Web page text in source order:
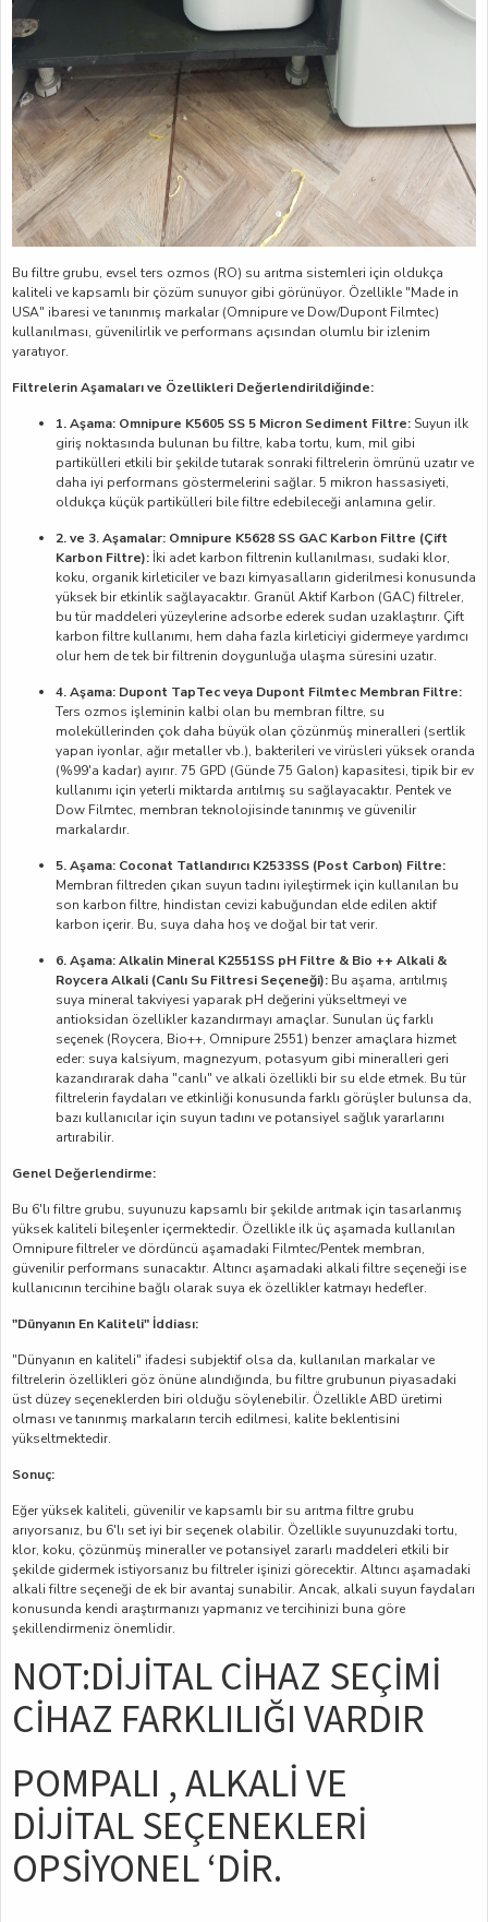
Bu filtre grubu, evsel ters ozmos (RO) su arıtma sistemleri için oldukça
kaliteli ve kapsamlı bir çözüm sunuyor gibi görünüyor. Özellikle "Made in
USA" ibaresi ve tanınmış markalar (Omnipure ve Dow/Dupont Filmtec)
kullanılması, güvenilirlik ve performans açısından olumlu bir izlenim
yaratıyor.
Filtrelerin Aşamaları ve Özellikleri Değerlendirildiğinde:
1. Aşama: Omnipure K5605 SS 5 Micron Sediment Filtre: Suyun ilk
giriş noktasında bulunan bu filtre, kaba tortu, kum, mil gibi
partikülleri etkili bir şekilde tutarak sonraki filtrelerin ömrünü uzatır ve
daha iyi performans göstermelerini sağlar. 5 mikron hassasiyeti,
oldukça küçük partikülleri bile filtre edebileceği anlamına gelir.
2. ve 3. Aşamalar: Omnipure K5628 SS GAC Karbon Filtre (Çift
Karbon Filtre): İki adet karbon filtrenin kullanılması, sudaki klor,
koku, organik kirleticiler ve bazı kimyasalların giderilmesi konusunda
yüksek bir etkinlik sağlayacaktır. Granül Aktif Karbon (GAC) filtreler,
bu tür maddeleri yüzeylerine adsorbe ederek sudan uzaklaştırır. Çift
karbon filtre kullanımı, hem daha fazla kirleticiyi gidermeye yardımcı
olur hem de tek bir filtrenin doygunluğa ulaşma süresini uzatır.
4. Aşama: Dupont TapTec veya Dupont Filmtec Membran Filtre:
Ters ozmos işleminin kalbi olan bu membran filtre, su
moleküllerinden çok daha büyük olan çözünmüş mineralleri (sertlik
yapan iyonlar, ağır metaller vb.), bakterileri ve virüsleri yüksek oranda
(%99'a kadar) ayırır. 75 GPD (Günde 75 Galon) kapasitesi, tipik bir ev
kullanımı için yeterli miktarda arıtılmış su sağlayacaktır. Pentek ve
Dow Filmtec, membran teknolojisinde tanınmış ve güvenilir
markalardır.
5. Aşama: Coconat Tatlandırıcı K2533SS (Post Carbon) Filtre:
Membran filtreden çıkan suyun tadını iyileştirmek için kullanılan bu
son karbon filtre, hindistan cevizi kabuğundan elde edilen aktif
karbon içerir. Bu, suya daha hoş ve doğal bir tat verir.
6. Aşama: Alkalin Mineral K2551SS pH Filtre & Bio ++ Alkali &
Roycera Alkali (Canlı Su Filtresi Seçeneği): Bu aşama, arıtılmış
suya mineral takviyesi yaparak pH değerini yükseltmeyi ve
antioksidan özellikler kazandırmayı amaçlar. Sunulan üç farklı
seçenek (Roycera, Bio++, Omnipure 2551) benzer amaçlara hizmet
eder: suya kalsiyum, magnezyum, potasyum gibi mineralleri geri
kazandırarak daha "canlı" ve alkali özellikli bir su elde etmek. Bu tür
filtrelerin faydaları ve etkinliği konusunda farklı görüşler bulunsa da,
bazı kullanıcılar için suyun tadını ve potansiyel sağlık yararlarını
artırabilir.
Genel Değerlendirme:
Bu 6'lı filtre grubu, suyunuzu kapsamlı bir şekilde arıtmak için tasarlanmış
yüksek kaliteli bileşenler içermektedir. Özellikle ilk üç aşamada kullanılan
Omnipure filtreler ve dördüncü aşamadaki Filmtec/Pentek membran,
güvenilir performans sunacaktır. Altıncı aşamadaki alkali filtre seçeneği ise
kullanıcının tercihine bağlı olarak suya ek özellikler katmayı hedefler.
"Dünyanın En Kaliteli" İddiası:
"Dünyanın en kaliteli" ifadesi subjektif olsa da, kullanılan markalar ve
filtrelerin özellikleri göz önüne alındığında, bu filtre grubunun piyasadaki
üst düzey seçeneklerden biri olduğu söylenebilir. Özellikle ABD üretimi
olması ve tanınmış markaların tercih edilmesi, kalite beklentisini
yükseltmektedir.
Sonuç:
Eğer yüksek kaliteli, güvenilir ve kapsamlı bir su arıtma filtre grubu
arıyorsanız, bu 6'lı set iyi bir seçenek olabilir. Özellikle suyunuzdaki tortu,
klor, koku, çözünmüş mineraller ve potansiyel zararlı maddeleri etkili bir
şekilde gidermek istiyorsanız bu filtreler işinizi görecektir. Altıncı aşamadaki
alkali filtre seçeneği de ek bir avantaj sunabilir. Ancak, alkali suyun faydaları
konusunda kendi araştırmanızı yapmanız ve tercihinizi buna göre
şekillendirmeniz önemlidir.
NOT:DİJİTAL CİHAZ SEÇİMİ
CİHAZ FARKLILIĞI VARDIR
POMPALI , ALKALİ VE
DİJİTAL SEÇENEKLERİ
OPSİYONEL ‘DİR.